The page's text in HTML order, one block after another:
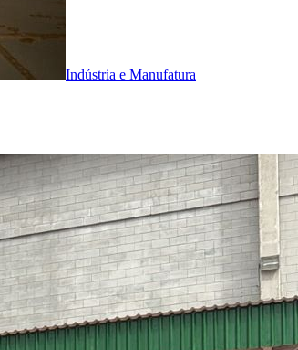
Indústria e Manufatura